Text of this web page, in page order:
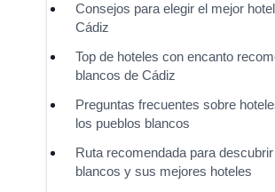
Consejos para elegir el mejor
Cádiz
Top de hoteles con encanto
blancos de Cádiz
Preguntas frecuentes sobre
los pueblos blancos
Ruta recomendada para
blancos y sus mejores hoteles